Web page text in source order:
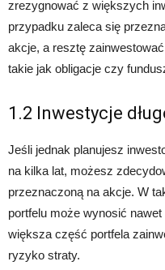
zrezygnować z większych
przypadku zaleca się
akcje, a resztę
takie jak obligacje czy
1.2 Inwestycje
Jeśli jednak planujesz
na kilka lat, możesz
przeznaczoną na akcje. W
portfelu może wynosić
większa część portfela
ryzyko straty.